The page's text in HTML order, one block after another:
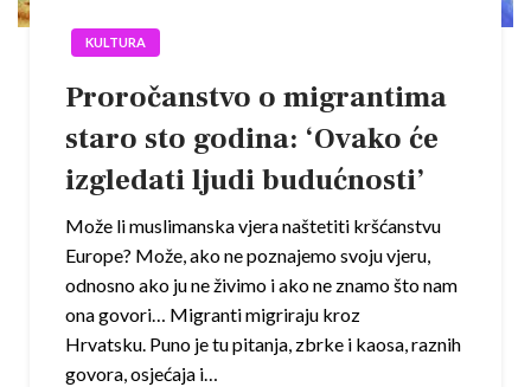
KULTURA
Proročanstvo o migrantima
staro sto godina: ‘Ovako će
izgledati ljudi budućnosti’
Može li muslimanska vjera naštetiti kršćanstvu
Europe? Može, ako ne poznajemo svoju vjeru,
odnosno ako ju ne živimo i ako ne znamo što nam
ona govori… Migranti migriraju kroz
Hrvatsku. Puno je tu pitanja, zbrke i kaosa, raznih
govora, osjećaja i…